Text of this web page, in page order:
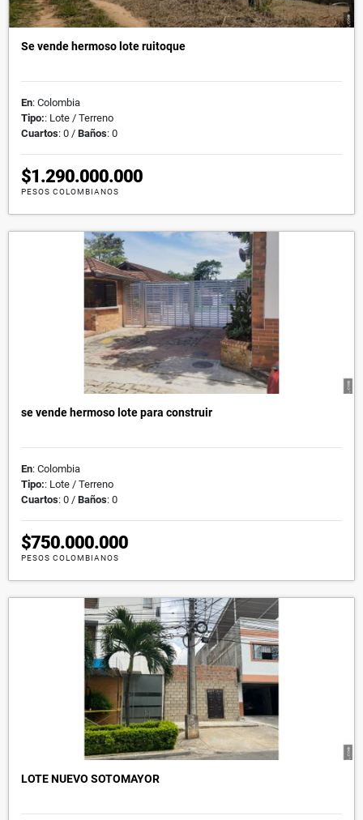
Se vende hermoso lote ruitoque
En: Colombia
Tipo:: Lote / Terreno
Cuartos: 0 / Baños: 0
$1.290.000.000
PESOS COLOMBIANOS
se vende hermoso lote para construir
En: Colombia
Tipo:: Lote / Terreno
Cuartos: 0 / Baños: 0
$750.000.000
PESOS COLOMBIANOS
LOTE NUEVO SOTOMAYOR